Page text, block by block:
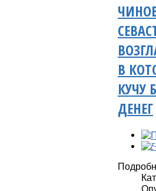
В
КУЧУ
ДЕНЕГ